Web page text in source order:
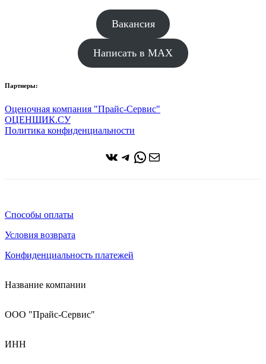
Вакансия
Написать в MAX
Партнеры:
Оценочная компания "Прайс-Сервис"
ОЦЕНЩИК.СУ
Политика конфиденциальности
ВКонтакте
Telegram
WhatsApp
Почта
Способы оплаты
Условия возврата
Конфиденциальность платежей
Название компании
ООО "Прайс-Сервис"
ИНН